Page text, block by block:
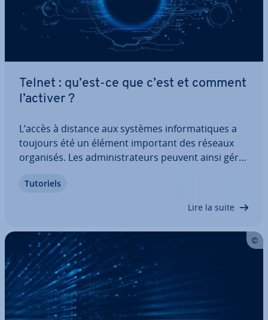
Telnet : qu’est-ce que c’est et comment
l’activer ?
L’accès à distance aux systèmes in­for­ma­tiques a
toujours été un élément important des réseaux
organisés. Les ad­mi­nis­tra­teurs peuvent ainsi gérer
est con­si­dé­ra­ble­ment amélioré par la pos­si­bi­lité
Tutoriels
Lire la suite